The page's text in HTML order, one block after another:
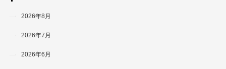
2026年8月
2026年7月
2026年6月